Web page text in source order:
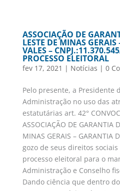
ASSOCIAÇÃO DE
LESTE DE MINAS
VALES –
PROCESSO ELEITORAL
fev 17, 2021 | Notícias | 0
Pelo presente, a Presidente
Administração no uso das
estatutárias art. 42°
ASSOCIAÇÃO DE GARANTIA
MINAS GERAIS – GARANTIA
gozo de seus direitos
processo eleitoral para o
Administração e Conselho
Dando ciência que dentro